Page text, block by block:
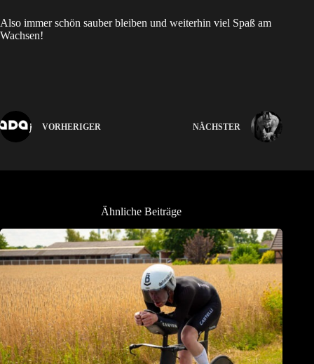
Also immer schön sauber bleiben und weiterhin viel Spaß am
Wachsen!
VORHERIGER NÄCHSTER
Ähnliche Beiträge